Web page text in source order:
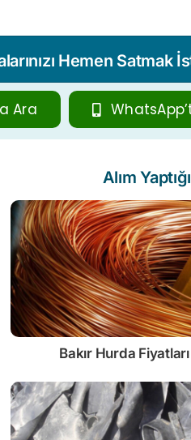
Hemen
Ara
Alım
Bakır Hurda Fiyatları